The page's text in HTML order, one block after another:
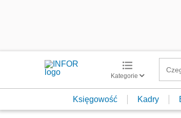
Kategorie
Księgowość Kadry